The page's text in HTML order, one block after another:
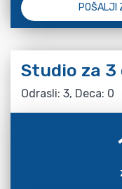
POŠALJI
Studio za 3
Odrasli: 3, Deca: 0